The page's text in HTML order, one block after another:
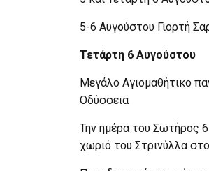
5-6 Αυγούστου Γιορτή
Τετάρτη 6 Αυγούστου
Μεγάλο Αγιομαθήτικο
Οδύσσεια
Την ημέρα του Σωτήρος
χωριό του Στρινύλλα